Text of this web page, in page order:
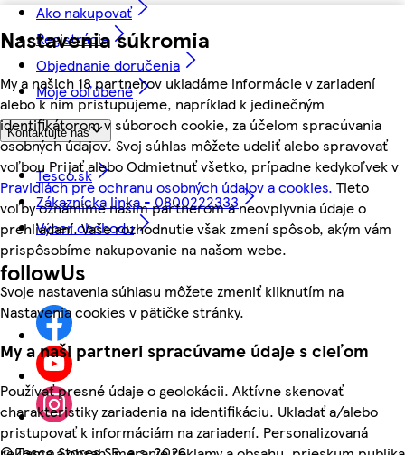
Nastavenia súkromia
My a našich 18 partnerov ukladáme informácie v zariadení
alebo k nim pristupujeme, napríklad k jedinečným
identifikátorom v súboroch cookie, za účelom spracúvania
osobných údajov. Svoj súhlas môžete udeliť alebo spravovať
voľbou Prijať alebo Odmietnuť všetko, prípadne kedykoľvek v
Pravidlách pre ochranu osobných údajov a cookies. Tieto
voľby oznámime našim partnerom a neovplyvnia údaje o
prehliadaní. Vaše rozhodnutie však zmení spôsob, akým vám
prispôsobíme nakupovanie na našom webe.
Svoje nastavenia súhlasu môžete zmeniť kliknutím na
Nastavenia cookies v pätičke stránky.
My a naši partneri spracúvame údaje s cieľom
Používať presné údaje o geolokácii. Aktívne skenovať
charakteristiky zariadenia na identifikáciu. Ukladať a/alebo
pristupovať k informáciám na zariadení. Personalizovaná
Ako nakupovať
Registrácia
Objednanie doručenia
Moje obľúbené
Kontaktujte nás
Tesco.sk
Zákaznícka linka - 0800222333
Výber obchodu
followUs